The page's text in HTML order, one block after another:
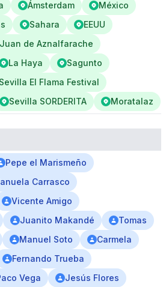
Ámsterdam
México
Sahara
EEUU
de Aznalfarache
La Haya
Sagunto
Sevilla El Flama Festival
Sevilla SORDERITA Moratalaz
Pepe el Marismeño
Carrasco
Vicente Amigo
Juanito Makandé
Tomas
Manuel Soto
Carmela
Fernando Trueba
Vega
Jesús Flores